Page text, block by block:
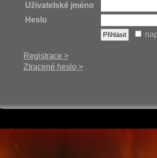
Uživatelské jméno
Heslo
Registrace >
Ztracené heslo >